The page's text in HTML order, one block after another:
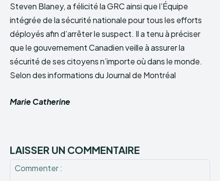
Steven Blaney, a félicité la GRC ainsi que l’Équipe
intégrée de la sécurité nationale pour tous les efforts
déployés afin d’arrêter le suspect. Il a tenu à préciser
que le gouvernement Canadien veille à assurer la
sécurité de ses citoyens n’importe où dans le monde.
Selon des informations du Journal de Montréal
Marie Catherine
LAISSER UN COMMENTAIRE